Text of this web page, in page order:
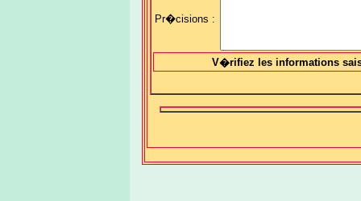
Pr�cisions :
V�rifiez les informations